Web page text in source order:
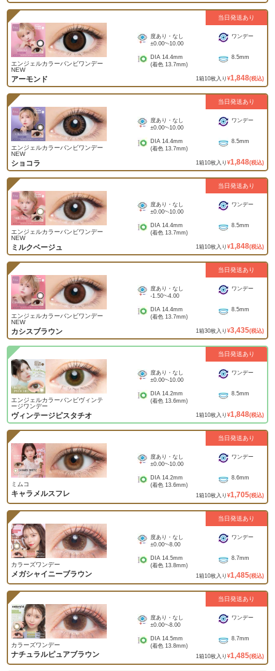
当日発送あり
エンジェルカラーバンビワンデー
NEW
アーモンド
度あり・なし
±0.00~-10.00
ワンデー
DIA 14.4mm
(着色 13.7mm)
8.5mm
1箱10枚入り ¥1,848(税込)
当日発送あり
エンジェルカラーバンビワンデー
NEW
ショコラ
度あり・なし
±0.00~-10.00
ワンデー
DIA 14.4mm
(着色 13.7mm)
8.5mm
1箱10枚入り ¥1,848(税込)
当日発送あり
エンジェルカラーバンビワンデー
NEW
ミルクベージュ
度あり・なし
±0.00~-10.00
ワンデー
DIA 14.4mm
(着色 13.7mm)
8.5mm
1箱10枚入り ¥1,848(税込)
当日発送あり
エンジェルカラーバンビワンデー
NEW
カシスブラウン
度あり・なし
-1.50~-4.00
ワンデー
DIA 14.4mm
(着色 13.7mm)
8.5mm
1箱30枚入り ¥3,435(税込)
当日発送あり
エンジェルカラーバンビヴィンテ
ージワンデー
ヴィンテージピスタチオ
度あり・なし
±0.00~-10.00
ワンデー
DIA 14.2mm
(着色 13.6mm)
8.5mm
1箱10枚入り ¥1,848(税込)
当日発送あり
ミムコ
キャラメルスフレ
度あり・なし
±0.00~-10.00
ワンデー
DIA 14.2mm
(着色 13.6mm)
8.6mm
1箱10枚入り ¥1,705(税込)
当日発送あり
カラーズワンデー
メガシャイニーブラウン
度あり・なし
±0.00~-8.00
ワンデー
DIA 14.5mm
(着色 13.8mm)
8.7mm
1箱10枚入り ¥1,485(税込)
当日発送あり
カラーズワンデー
ナチュラルピュアブラウン
度あり・なし
±0.00~-8.00
ワンデー
DIA 14.5mm
(着色 13.8mm)
8.7mm
1箱10枚入り ¥1,485(税込)